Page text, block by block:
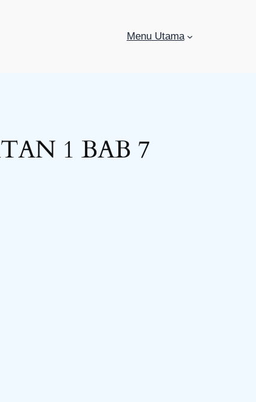
Menu Utama
1 BAB 7